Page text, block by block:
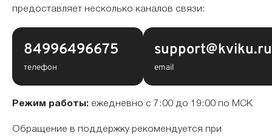
предоставляет несколько каналов связи:
84996496675
телефон
support@kviku.ru
email
Режим работы: ежедневно с 7:00 до 19:00 по МСК
Обращение в поддержку рекомендуется при